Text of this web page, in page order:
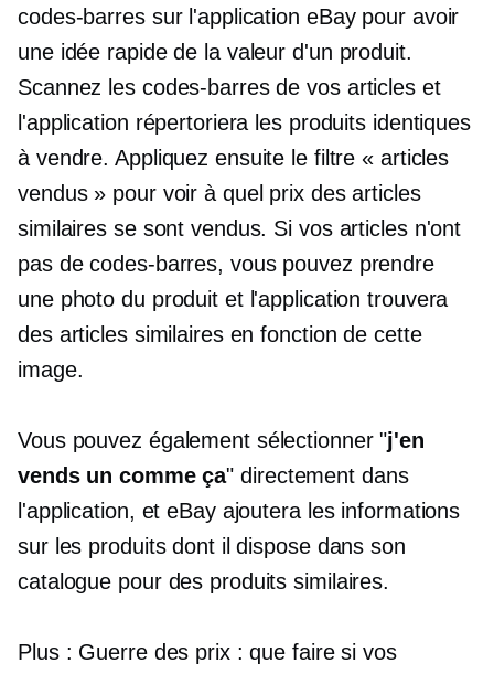
codes-barres sur l'application eBay pour avoir
une idée rapide de la valeur d'un produit.
Scannez les codes-barres de vos articles et
l'application répertoriera les produits identiques
à vendre. Appliquez ensuite le filtre « articles
vendus » pour voir à quel prix des articles
similaires se sont vendus. Si vos articles n'ont
pas de codes-barres, vous pouvez prendre
une photo du produit et l'application trouvera
des articles similaires en fonction de cette
image.
Vous pouvez également sélectionner "j'en
vends un comme ça" directement dans
l'application, et eBay ajoutera les informations
sur les produits dont il dispose dans son
catalogue pour des produits similaires.
Plus : Guerre des prix : que faire si vos